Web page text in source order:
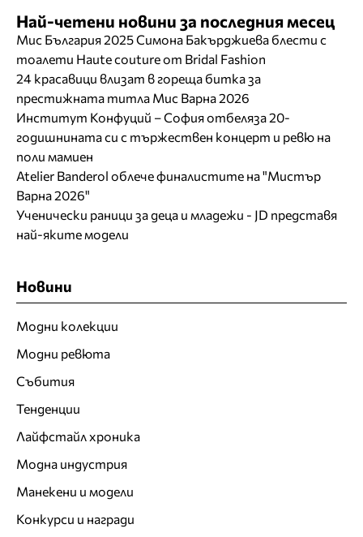
Най-четени новини за последния месец
Мис България 2025 Симона Бакърджиева блести с
тоалети Haute couture от Bridal Fashion
24 красавици влизат в гореща битка за
престижната титла Мис Варна 2026
Институт Конфуций – София отбеляза 20-
годишнината си с тържествен концерт и ревю на
поли мамиен
Atelier Banderol облече финалистите на "Мистър
Варна 2026"
Ученически раници за деца и младежи - JD представя
най-яките модели
Новини
Модни колекции
Модни ревюта
Събития
Тенденции
Лайфстайл хроника
Модна индустрия
Манекени и модели
Конкурси и награди